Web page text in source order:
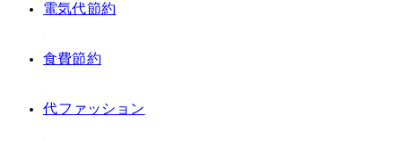
#電気代節約
#食費節約
#30代ファッション